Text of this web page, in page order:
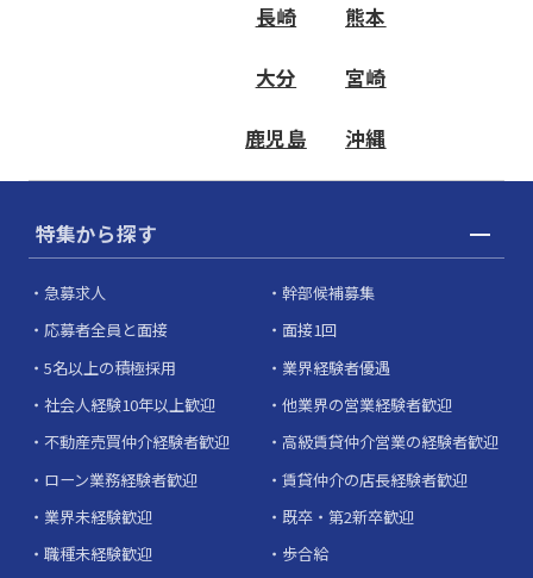
長崎 熊本
大分 宮崎
鹿児島 沖縄
特集から探す
急募求人
幹部候補募集
応募者全員と面接
面接1回
5名以上の積極採用
業界経験者優遇
社会人経験10年以上歓迎
他業界の営業経験者歓迎
不動産売買仲介経験者歓迎
高級賃貸仲介営業の経験者歓迎
ローン業務経験者歓迎
賃貸仲介の店長経験者歓迎
業界未経験歓迎
既卒・第2新卒歓迎
職種未経験歓迎
歩合給